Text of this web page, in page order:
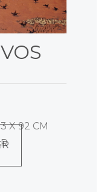
X 92 CM